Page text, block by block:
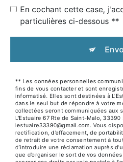
En cochant cette case,
particulières ci-dessous **
** Les données personnelles
fins de vous contacter et sont
informatisé. Elles sont destinées à
dans le seul but de répondre à votre
collectées seront communiquées aux
L'Estuaire 67 Rte de Saint-Malo,
lestuaire33390@gmail.com. Vous
rectification, d’effacement, de
de retrait de votre consentement à
d’introduire une réclamation auprès
que d’organiser le sort de vos